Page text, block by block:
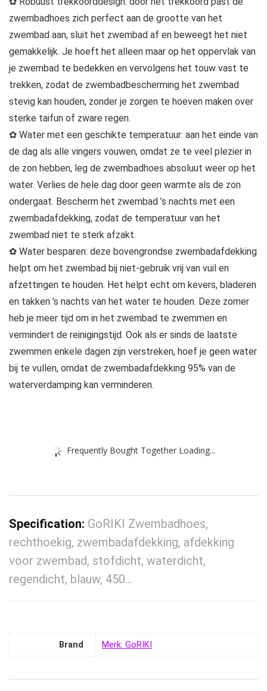
zwembadhoes zich perfect aan de grootte van het
zwembad aan, sluit het zwembad af en beweegt het niet
gemakkelijk. Je hoeft het alleen maar op het oppervlak van
je zwembad te bedekken en vervolgens het touw vast te
trekken, zodat de zwembadbescherming het zwembad
stevig kan houden, zonder je zorgen te hoeven maken over
sterke taifun of zware regen.
✿ Water met een geschikte temperatuur: aan het einde van
de dag als alle vingers vouwen, omdat ze te veel plezier in
de zon hebben, leg de zwembadhoes absoluut weer op het
water. Verlies de hele dag door geen warmte als de zon
ondergaat. Bescherm het zwembad ’s nachts met een
zwembadafdekking, zodat de temperatuur van het
zwembad niet te sterk afzakt.
✿ Water besparen: deze bovengrondse zwembadafdekking
helpt om het zwembad bij niet-gebruik vrij van vuil en
afzettingen te houden. Het helpt echt om kevers, bladeren
en takken ’s nachts van het water te houden. Deze zomer
heb je meer tijd om in het zwembad te zwemmen en
vermindert de reinigingstijd. Ook als er sinds de laatste
zwemmen enkele dagen zijn verstreken, hoef je geen water
bij te vullen, omdat de zwembadafdekking 95% van de
waterverdamping kan verminderen.
Frequently Bought Together Loading...
Specification: GoRIKI Zwembadhoes,
rechthoekig, zwembadafdekking, afdekking
voor zwembad, stofdicht, waterdicht,
regendicht, blauw, 450…
Brand Merk: GoRIKI